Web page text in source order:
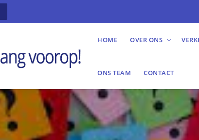
HOME OVER ONS
ONS TEAM CONTACT